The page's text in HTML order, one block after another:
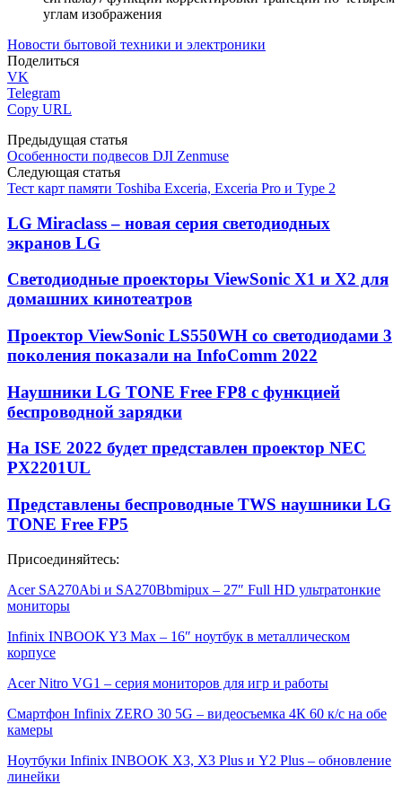
углам изображения
Новости бытовой техники и электроники
Поделиться
VK
Telegram
Copy URL
Предыдущая статья
Особенности подвесов DJI Zenmuse
Следующая статья
Тест карт памяти Toshiba Exceria, Exceria Pro и Type 2
LG Miraclass – новая серия светодиодных
экранов LG
Светодиодные проекторы ViewSonic X1 и X2 для
домашних кинотеатров
Проектор ViewSonic LS550WH со светодиодами 3
поколения показали на InfoComm 2022
Наушники LG TONE Free FP8 с функцией
беспроводной зарядки
На ISE 2022 будет представлен проектор NEC
PX2201UL
Представлены беспроводные TWS наушники LG
TONE Free FP5
Присоединяйтесь:
Acer SA270Abi и SA270Bbmipux – 27″ Full HD ультратонкие
мониторы
Infinix INBOOK Y3 Max – 16″ ноутбук в металлическом
корпусе
Acer Nitro VG1 – серия мониторов для игр и работы
Смартфон Infinix ZERO 30 5G – видеосъемка 4К 60 к/с на обе
камеры
Ноутбуки Infinix INBOOK X3, X3 Plus и Y2 Plus – обновление
линейки